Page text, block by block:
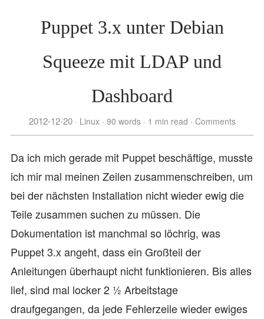
Puppet 3.x unter Debian
Squeeze mit LDAP und
Dashboard
2012-12-20 Linux 90 words 1 min read Comments
Da ich mich gerade mit Puppet beschäftige, musste
ich mir mal meinen Zeilen zusammenschreiben, um
bei der nächsten Installation nicht wieder ewig die
Teile zusammen suchen zu müssen. Die
Dokumentation ist manchmal so löchrig, was
Puppet 3.x angeht, dass ein Großteil der
Anleitungen überhaupt nicht funktionieren. Bis alles
lief, sind mal locker 2 1⁄2 Arbeitstage
draufgegangen, da jede Fehlerzeile wieder ewiges